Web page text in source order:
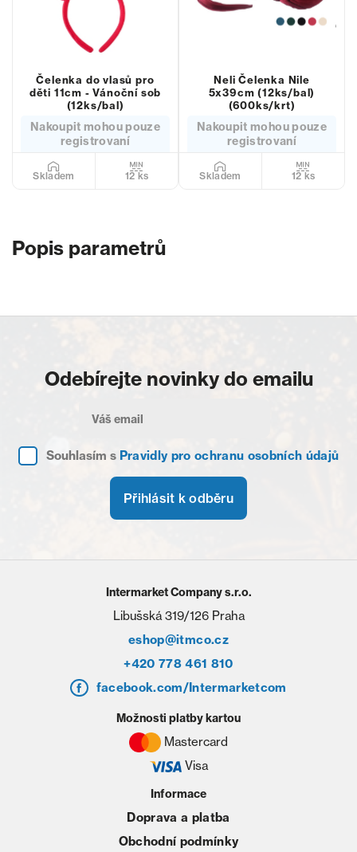
Čelenka do vlasů pro
děti 11cm - Vánoční sob
(12ks/bal)
Nakoupit mohou pouze
registrovaní
Skladem 12 ks
Neli Čelenka Nile
5x39cm (12ks/bal)
(600ks/krt)
Nakoupit mohou pouze
registrovaní
Skladem 12 ks
Popis parametrů
Odebírejte novinky do emailu
Souhlasím s Pravidly pro ochranu osobních údajů
Přihlásit k odběru
Intermarket Company s.r.o.
Libušská 319/126 Praha
eshop@itmco.cz
+420 778 461 810
facebook.com/Intermarketcom
Informace
Doprava a platba
Obchodní podmínky
Možnosti platby kartou
Mastercard
Visa